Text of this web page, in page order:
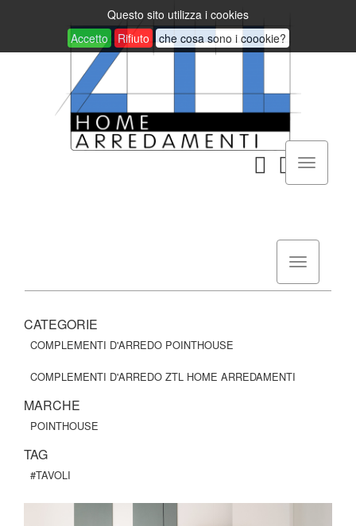
Questo sito utilizza i cookies
Accetto
Rifiuto che cosa sono i coookie?
CATEGORIE
COMPLEMENTI D'ARREDO POINTHOUSE
COMPLEMENTI D'ARREDO ZTL HOME ARREDAMENTI
MARCHE
POINTHOUSE
TAG
#TAVOLI